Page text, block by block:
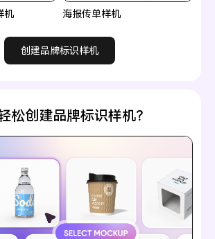
机 海报传单样机
创建品牌标识样机
松创建品牌标识样机？